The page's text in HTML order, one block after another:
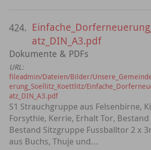
424.
atz_DIN_A3.pdf
Dokumente & PDFs
URL:
fileadmin/Dateien/Bilder/
erung_Soellitz_Koettlitz/
atz_DIN_A3.pdf
S1 Strauchgruppe aus Felsenbirne,
Forsythie, Kerrie, Erhalt Tor, Bestand
Bestand Sitzgruppe Fussballtor 2 x
aus Buchs, Thuje und...